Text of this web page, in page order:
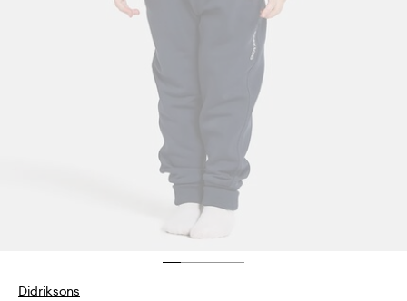
Didriksons